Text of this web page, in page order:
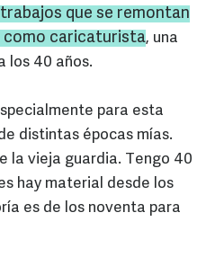
que se remontan
como caricaturista, una
los 40 años.
para esta
distintas épocas mías.
la vieja guardia. Tengo 40
hay material desde los
es de los noventa para